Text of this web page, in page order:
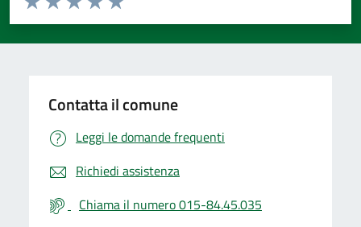
Valuta 5 stelle su 5
Valuta 4 stelle su 5
Valuta 3 stelle su 5
Valuta 2 stelle su 5
Valuta 1 stelle su 5
Contatta il comune
Leggi le domande frequenti
Richiedi assistenza
Chiama il numero 015-84.45.035